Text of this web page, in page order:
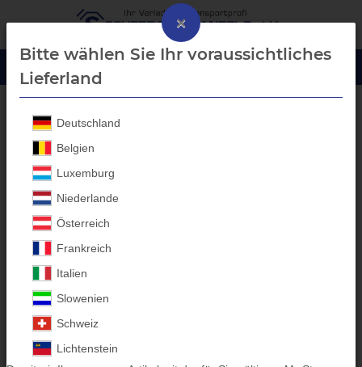
SCHÜTZE-SCHUHE S3 Sicherheitsschuhe
×
Bitte wählen Sie Ihr voraussichtliches
Lieferland
Deutschland
Belgien
Luxemburg
Niederlande
Österreich
Frankreich
Italien
Slowenien
Schweiz
Lichtenstein